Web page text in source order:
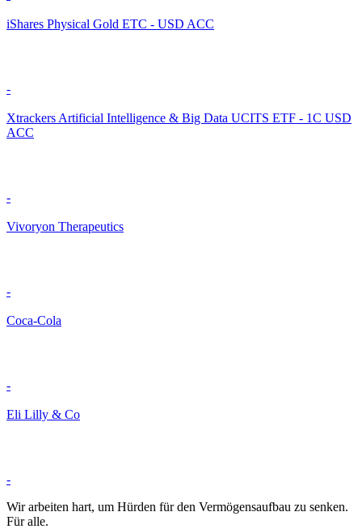
iShares Physical Gold ETC - USD ACC
-
Xtrackers Artificial Intelligence & Big Data UCITS ETF - 1C USD
ACC
-
Vivoryon Therapeutics
-
Coca-Cola
-
Eli Lilly & Co
-
Wir arbeiten hart, um Hürden für den Vermögensaufbau zu senken.
Für alle.